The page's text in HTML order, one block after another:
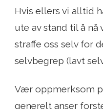
Hvis ellers vi alltid
ute av stand til å nå
straffe oss selv for
selvbegrep (lavt
Vær oppmerksom
generelt anser